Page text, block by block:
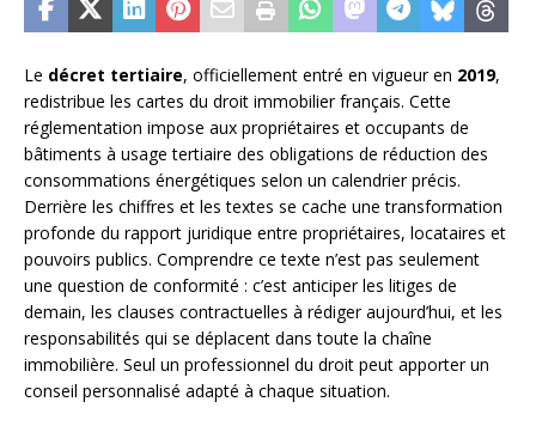
Le décret tertiaire, officiellement entré en vigueur en 2019,
redistribue les cartes du droit immobilier français. Cette
réglementation impose aux propriétaires et occupants de
bâtiments à usage tertiaire des obligations de réduction des
consommations énergétiques selon un calendrier précis.
Derrière les chiffres et les textes se cache une transformation
profonde du rapport juridique entre propriétaires, locataires et
pouvoirs publics. Comprendre ce texte n’est pas seulement
une question de conformité : c’est anticiper les litiges de
demain, les clauses contractuelles à rédiger aujourd’hui, et les
responsabilités qui se déplacent dans toute la chaîne
immobilière. Seul un professionnel du droit peut apporter un
conseil personnalisé adapté à chaque situation.